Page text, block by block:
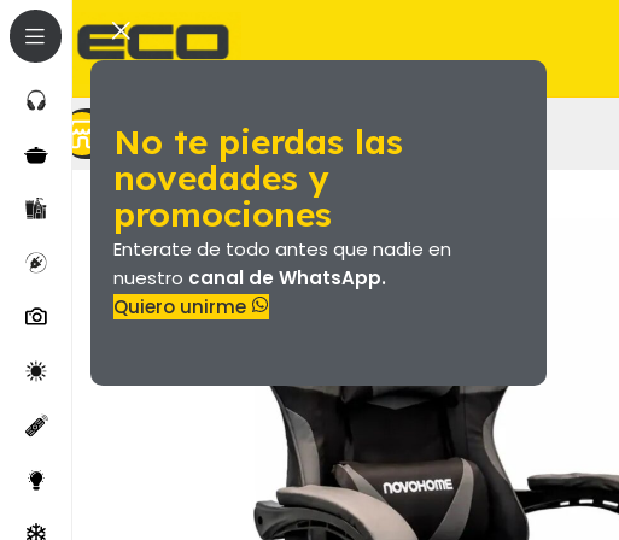
No te pierdas las
novedades y
promociones
Enterate de todo antes que nadie en
nuestro canal de WhatsApp.
Quiero unirme
Productos Marroquineria (Valijas Y Más)